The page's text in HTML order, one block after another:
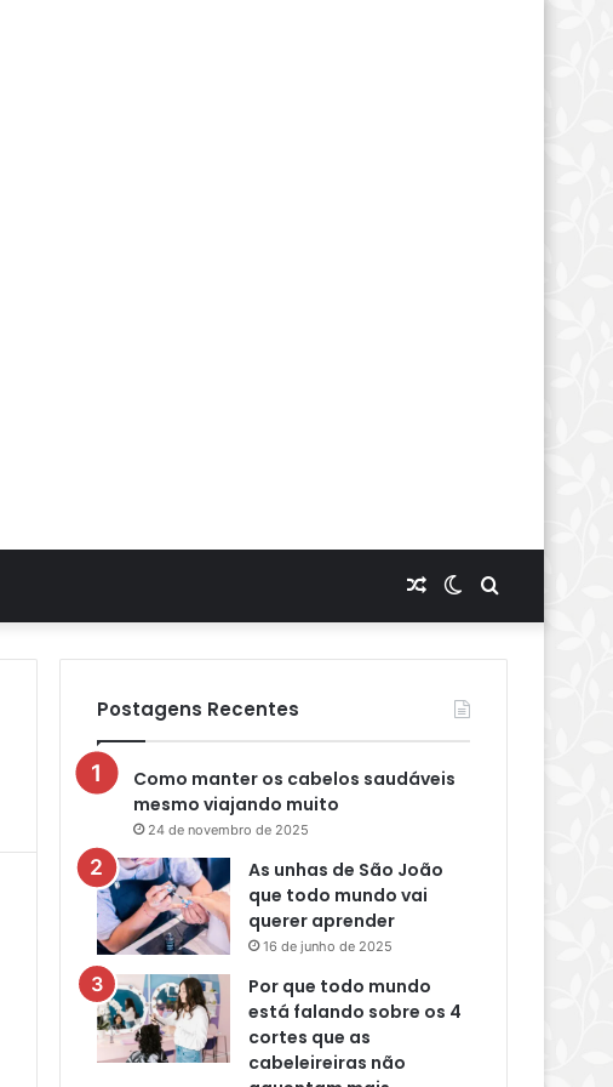
Procurar
por
Switch
skin
Artigo
aleatório
Postagens Recentes
Como manter os cabelos saudáveis
mesmo viajando muito
24 de novembro de 2025
As unhas de São João
que todo mundo vai
querer aprender
16 de junho de 2025
Por que todo mundo
está falando sobre os 4
cortes que as
cabeleireiras não